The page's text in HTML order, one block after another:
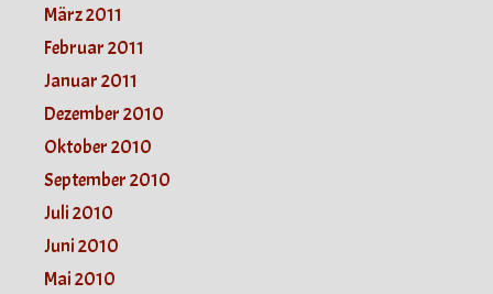
März 2011
Februar 2011
Januar 2011
Dezember 2010
Oktober 2010
September 2010
Juli 2010
Juni 2010
Mai 2010